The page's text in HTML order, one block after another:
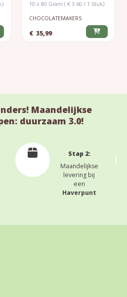
10 x 80 Gram ( € 3.60 / 1 Stuk)
CHOCOLATEMAKERS
€ 35,99
Maandelijkse
duurzaam 3.0!
Stap 2:
Maandelijkse
levering bij
een
Haverpunt